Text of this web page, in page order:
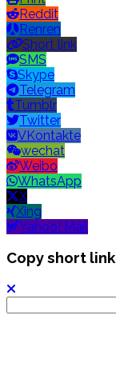
Reddit
Renren
Short link
SMS
Skype
Telegram
Tumblr
Twitter
VKontakte
wechat
Weibo
WhatsApp
X
Xing
Yahoo! Mail
Copy short link